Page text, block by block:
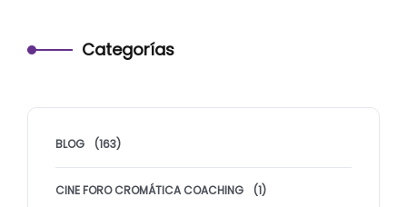
Categorías
BLOG (163)
CINE FORO CROMÁTICA COACHING (1)